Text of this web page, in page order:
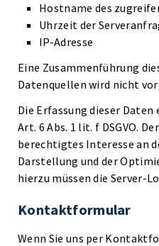
Hostname des
Uhrzeit der
IP-Adresse
Eine Zusammenführung
Datenquellen wird nicht
Die Erfassung dieser
Art. 6 Abs. 1 lit. f DSGVO.
berechtigtes Interesse an
Darstellung und der
hierzu müssen die Server-
Kontaktformular
Wenn Sie uns per